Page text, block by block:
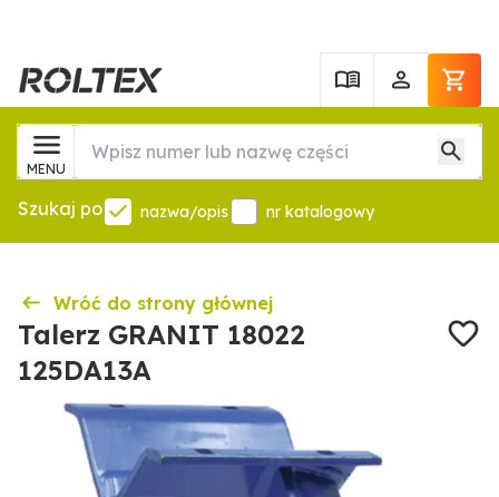
MENU
Szukaj po nazwa/opis nr katalogowy
Wróć do strony głównej
Talerz GRANIT 18022
125DA13A